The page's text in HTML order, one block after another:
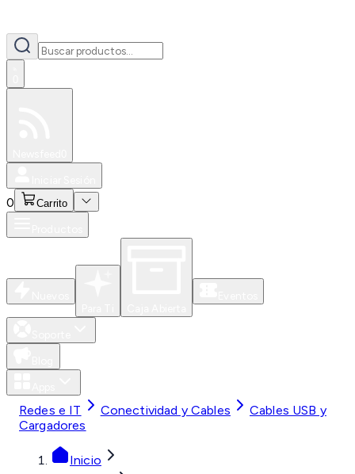
0 Carrito
Redes e IT Conectividad y Cables
Cables USB y
Cargadores
Inicio